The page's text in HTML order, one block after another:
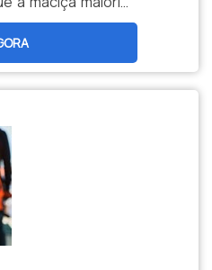
motores elétricos.
situação que
do método de
SERVIÇO
o procedimento
P...